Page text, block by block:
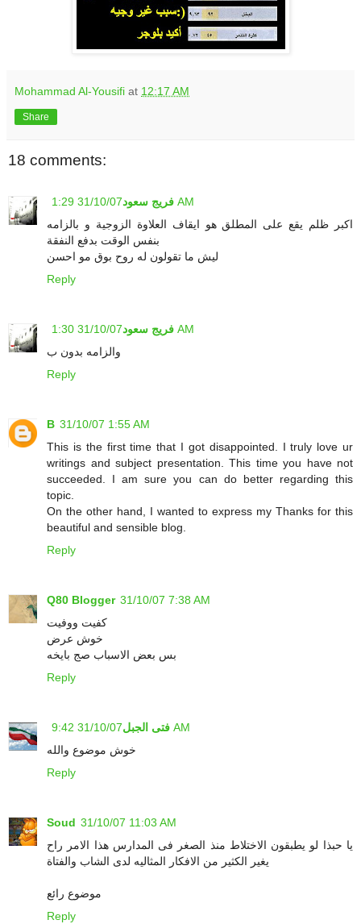
Mohammad Al-Yousifi at 12:17 AM
Share
18 comments:
فريج سعود 31/10/07 1:29 AM
اكبر ظلم يقع على المطلق هو ايقاف العلاوة الزوجية و بالزامه
بنفس الوقت بدفع النفقة
ليش ما تقولون له روح بوق مو احسن
Reply
فريج سعود 31/10/07 1:30 AM
والزامه بدون ب
Reply
B 31/10/07 1:55 AM
This is the first time that I got disappointed. I truly love ur
writings and subject presentation. This time you have not
succeeded. I am sure you can do better regarding this
topic.
On the other hand, I wanted to express my Thanks for this
beautiful and sensible blog.
Reply
Q80 Blogger 31/10/07 7:38 AM
كفيت ووفيت
خوش عرض
بس بعض الاسباب صج بايخه
Reply
فتى الجبل 31/10/07 9:42 AM
خوش موضوع والله
Reply
Soud 31/10/07 11:03 AM
يا حبذا لو يطبقون الاختلاط منذ الصغر فى المدارس هذا الامر راح
يغير الكثير من الافكار المثاليه لدى الشاب والفتاة
موضوع رائع
Reply